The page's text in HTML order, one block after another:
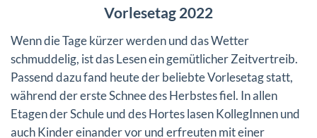
Vorlesetag 2022
Wenn die Tage kürzer werden und das Wetter
schmuddelig, ist das Lesen ein gemütlicher Zeitvertreib.
Passend dazu fand heute der beliebte Vorlesetag statt,
während der erste Schnee des Herbstes fiel. In allen
Etagen der Schule und des Hortes lasen KollegInnen und
auch Kinder einander vor und erfreuten mit einer